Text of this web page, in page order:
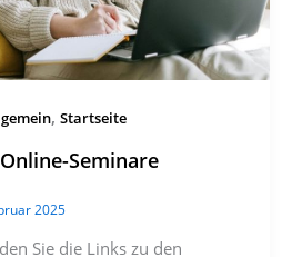
, Startseite
Seminare
2025
Sie die Links zu den